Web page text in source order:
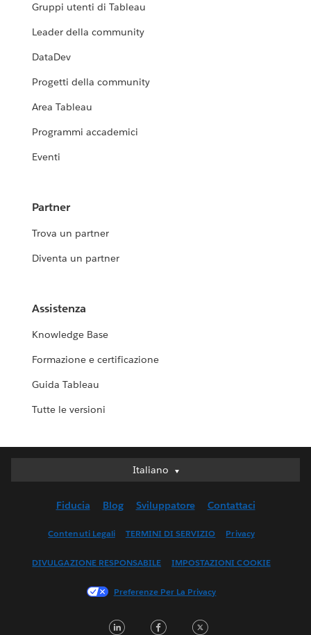
Gruppi utenti di Tableau
Leader della community
DataDev
Progetti della community
Area Tableau
Programmi accademici
Eventi
Partner
Trova un partner
Diventa un partner
Assistenza
Knowledge Base
Formazione e certificazione
Guida Tableau
Tutte le versioni
Italiano
Italiano
English (UK)
Français (Canada)
한국어
Fiducia Blog Sviluppatore Contattaci
Contenuti Legali TERMINI DI SERVIZIO Privacy
DIVULGAZIONE RESPONSABILE IMPOSTAZIONI COOKIE
Preferenze Per La Privacy